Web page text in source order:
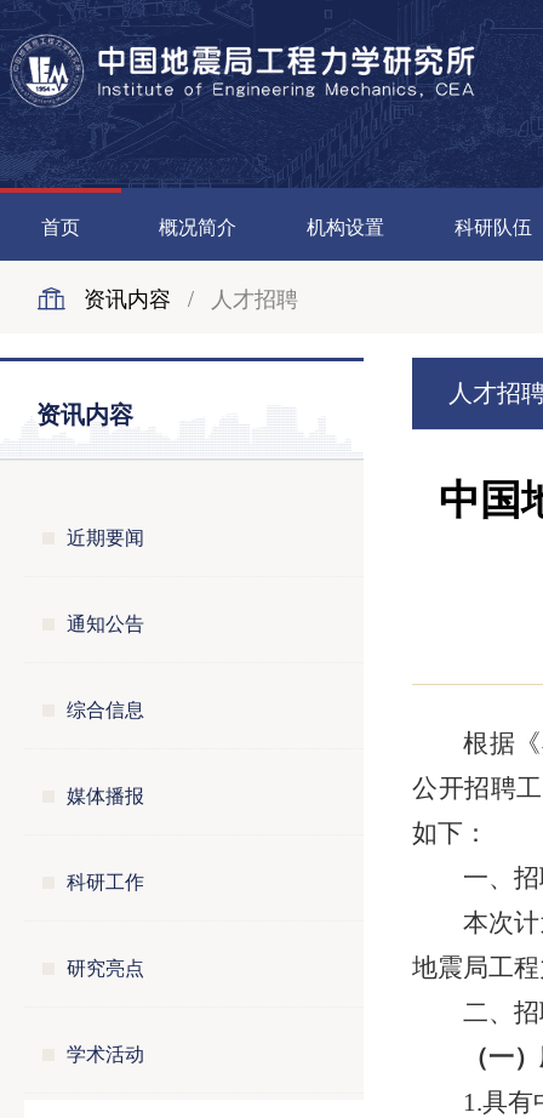
首页 概况简介 机构设置 科研队伍
资讯内容 / 人才招聘
资讯内容
近期要闻
通知公告
综合信息
媒体播报
科研工作
研究亮点
学术活动
人才招
中国
根据
公开招聘
如下：
一、
本次
地震局工
二、
（一
1.具